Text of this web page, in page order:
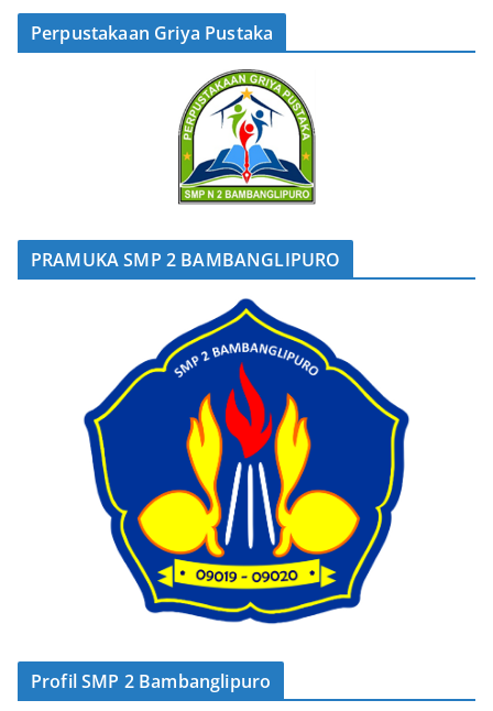
Perpustakaan Griya Pustaka
PRAMUKA SMP 2 BAMBANGLIPURO
Profil SMP 2 Bambanglipuro